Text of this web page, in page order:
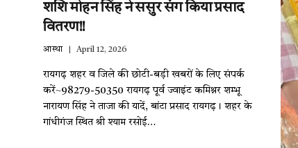
शशि मोहन सिंह ने ससुर संग किया प्रसाद
वितरण!!
आस्था April 12, 2026
रायगढ़ शहर व जिले की छोटी-बड़ी खबरों के लिए संपर्क
करें~98279-50350 रायगढ़ पूर्व ज्वाइंट कमिश्नर शम्भू
नारायण सिंह ने ताजा की यादें, बांटा प्रसाद रायगढ़। शहर के
गांधीगंज स्थित श्री श्याम रसोई…